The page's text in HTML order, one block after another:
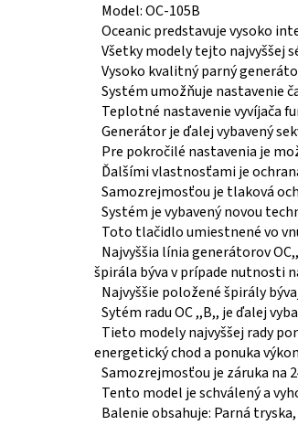
Model: OC-105B
Oceanic predstavuje vysoko
Všetky modely tejto najvyššej
Vysoko kvalitný parný
Systém umožňuje nastavenie
Teplotné nastavenie vyvíjača
Generátor je ďalej vybavený
Pre pokročilé nastavenia je
Ďalšími vlastnosťami je
Samozrejmosťou je tlaková
Systém je vybavený novou
Toto tlačidlo umiestnené vo
Najvyššia línia generátorov
špirála býva v prípade nutnosti
Najvyššie položené špirály
Sytém radu OC ,,B,, je ďalej
Tieto modely najvyššej rady
energetický chod a ponuka
Samozrejmosťou je záruka na
Tento model je schválený a
Balenie obsahuje: Parná